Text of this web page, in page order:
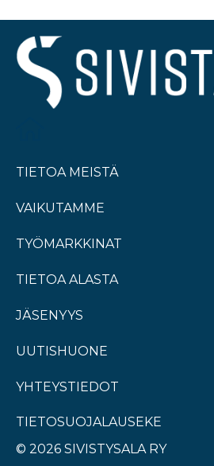
TIETOA MEISTÄ
VAIKUTAMME
TYÖMARKKINAT
TIETOA ALASTA
JÄSENYYS
UUTISHUONE
YHTEYSTIEDOT
TIETOSUOJALAUSEKE
© 2026 SIVISTYSALA RY